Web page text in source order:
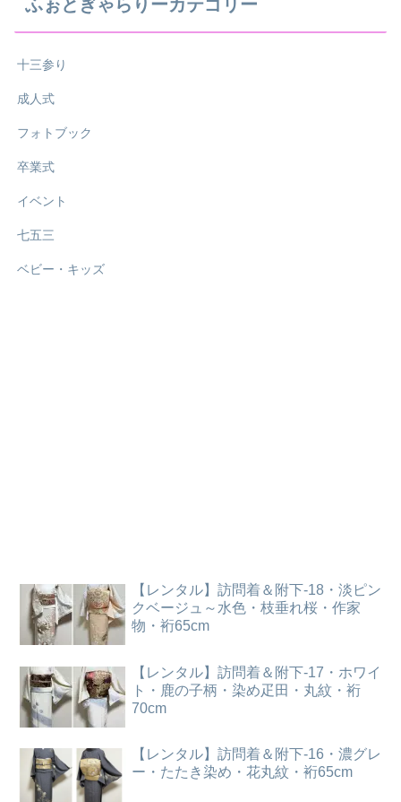
ふぉとぎゃらりーカテゴリー
十三参り
成人式
フォトブック
卒業式
イベント
七五三
ベビー・キッズ
【レンタル】訪問着＆附下-18・淡ピン
クベージュ～水色・枝垂れ桜・作家
物・裄65cm
【レンタル】訪問着＆附下-17・ホワイ
ト・鹿の子柄・染め疋田・丸紋・裄
70cm
【レンタル】訪問着＆附下-16・濃グレ
ー・たたき染め・花丸紋・裄65cm